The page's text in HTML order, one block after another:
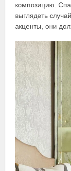
композицию.
выглядеть
акценты, они